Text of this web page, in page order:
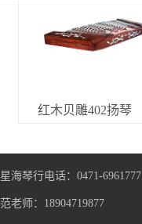
红木贝雕402扬琴
星海琴行电话：0471-6961777
范老师：18904719877